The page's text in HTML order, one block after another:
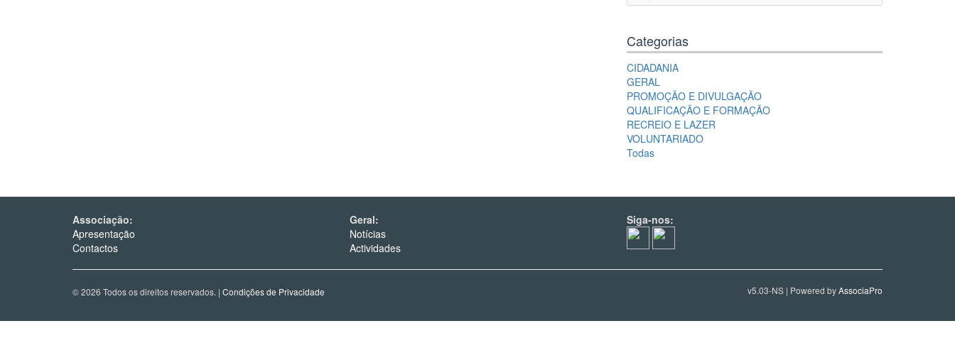
Categorias
CIDADANIA
GERAL
PROMOÇÃO E DIVULGAÇÃO
QUALIFICAÇÃO E FORMAÇÃO
RECREIO E LAZER
VOLUNTARIADO
Todas
Associação:
Apresentação
Contactos
Geral:
Notícias
Actividades
Siga-nos:
© 2026 Todos os direitos reservados. | Condições de Privacidade v5.03-NS | Powered byAssociaPro